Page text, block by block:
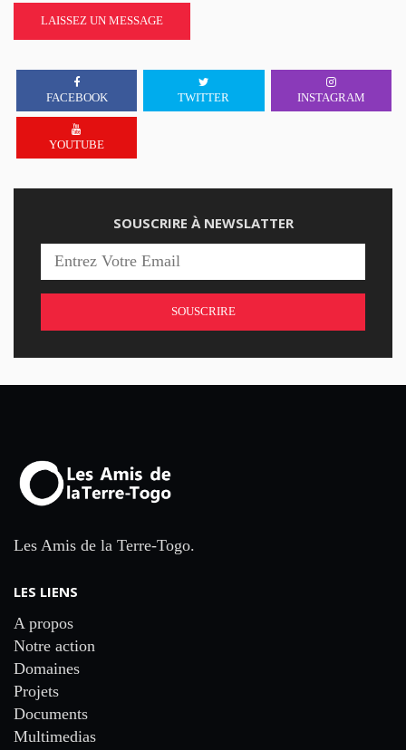
LAISSEZ UN MESSAGE
FACEBOOK TWITTER INSTAGRAM
YOUTUBE
SOUSCRIRE À NEWSLATTER
SOUSCRIRE
Les Amis de la Terre-Togo.
LES LIENS
A propos
Notre action
Domaines
Projets
Documents
Multimedias